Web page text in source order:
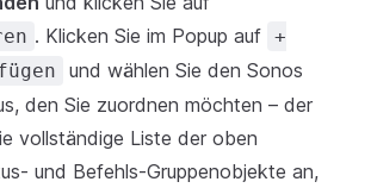
. Klicken Sie im Popup auf +
und wählen Sie den Sonos
den Sie zuordnen möchten – der
vollständige Liste der oben
und Befehls-Gruppenobjekte an,